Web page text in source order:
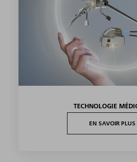
CONSTRUCTION DE
EN SAVOIR PLUS